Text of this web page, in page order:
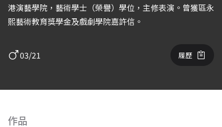
港演藝學院，藝術學士（榮譽）學位，主修表演。曾獲區永
熙藝術教育獎學金及戲劇學院嘉許信。
03/21 履歷
作品